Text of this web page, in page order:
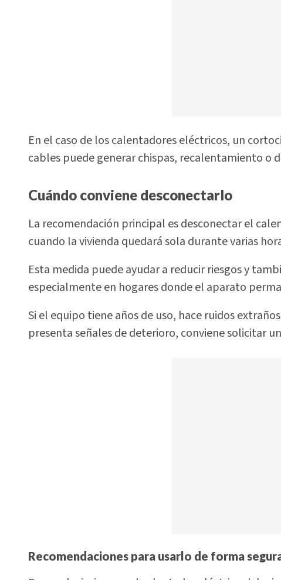
En el caso de los calentadores eléctricos, un
cables puede generar chispas, recalentamiento o
Cuándo conviene desconectarlo
La recomendación principal es desconectar el
cuando la vivienda quedará sola durante varias
Esta medida puede ayudar a reducir riesgos y
especialmente en hogares donde el aparato
Si el equipo tiene años de uso, hace ruidos
presenta señales de deterioro, conviene solicitar
Recomendaciones para usarlo de forma